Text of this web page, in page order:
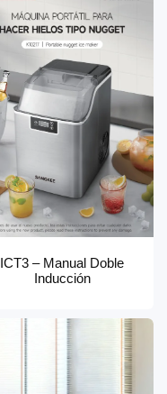
ICT3 – Manual Doble
Inducción